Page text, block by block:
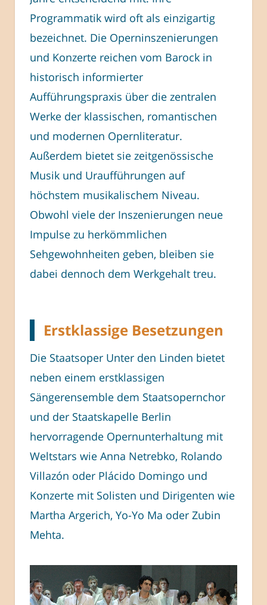
Programmatik wird oft als einzigartig
bezeichnet. Die Operninszenierungen
und Konzerte reichen vom Barock in
historisch informierter
Aufführungspraxis über die zentralen
Werke der klassischen, romantischen
und modernen Opernliteratur.
Außerdem bietet sie zeitgenössische
Musik und Uraufführungen auf
höchstem musikalischem Niveau.
Obwohl viele der Inszenierungen neue
Impulse zu herkömmlichen
Sehgewohnheiten geben, bleiben sie
dabei dennoch dem Werkgehalt treu.
Erstklassige Besetzungen
Die Staatsoper Unter den Linden bietet
neben einem erstklassigen
Sängerensemble dem Staatsopernchor
und der Staatskapelle Berlin
hervorragende Opernunterhaltung mit
Weltstars wie Anna Netrebko, Rolando
Villazón oder Plácido Domingo und
Konzerte mit Solisten und Dirigenten wie
Martha Argerich, Yo-Yo Ma oder Zubin
Mehta.